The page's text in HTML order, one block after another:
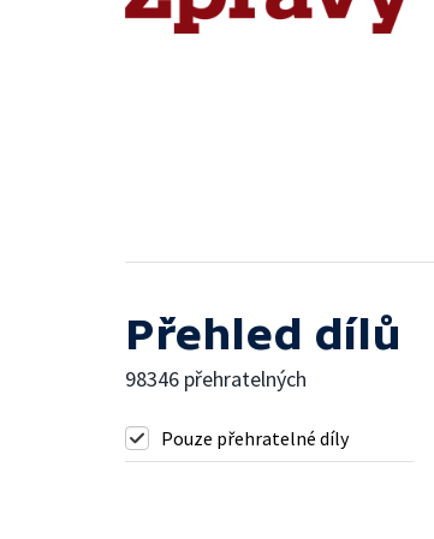
Přehled dílů
98346 přehratelných
Pouze přehratelné díly